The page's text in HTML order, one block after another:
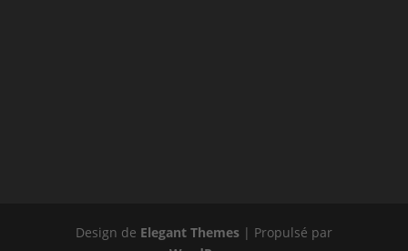
Design de Elegant Themes| Propulsé par